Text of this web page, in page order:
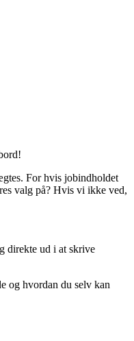
For hvis jobindholdet
valg på? Hvis vi ikke ved,
direkte ud i at skrive
og hvordan du selv kan